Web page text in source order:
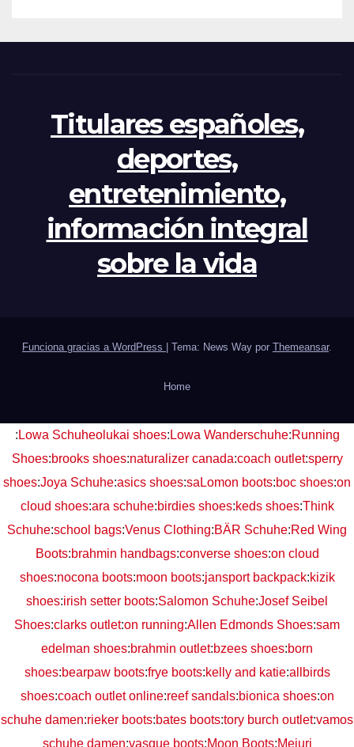
Titulares españoles,
deportes,
entretenimiento,
información integral
sobre la vida
Funciona gracias a WordPress Tema: News Way por Themeansar.
Home
: Lowa Schuheolukai shoes: Lowa Wanderschuhe:Running
Shoes:brooks shoes:naturalizer canada:coach outlet:sperry
shoes:Joya Schuhe:asics shoes:saLomon boots:boc shoes:on
cloud shoes:ara schuhe:birdies shoes:keds shoes:Think
Schuhe:school bags:Venus Clothing:BÄR Schuhe:Red Wing
Boots:brahmin handbags:converse shoes:on cloud
shoes:nocona boots:moon boots:jansport backpack:kizik
shoes:irish setter boots:Salomon Schuhe:Josef Seibel
Shoes:clarks outlet:on running:Allen Edmonds Shoes:sam
edelman shoes:brahmin outlet:bzees shoes:born
shoes:bearpaw boots:frye boots:kelly and katie:allbirds
shoes:coach outlet online:reef sandals:bionica shoes:on
schuhe damen:rieker boots:bates boots:tory burch outlet:vamos
schuhe damen:vasque boots:Moon Boots:Mejuri